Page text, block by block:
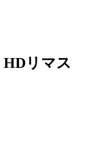
リマス